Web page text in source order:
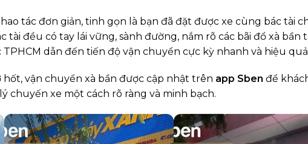
tác đơn giản, tinh gọn là bạn đã đặt được xe cùng bác tài
tài đều có tay lái vững, sành đường, nắm rõ các bãi đổ xà bần
dẫn đến tiến độ vận chuyển cực kỳ nhanh và hiệu
vận chuyển xà bần được cập nhật trên app Sben để
chuyến xe một cách rõ ràng và minh bạch.